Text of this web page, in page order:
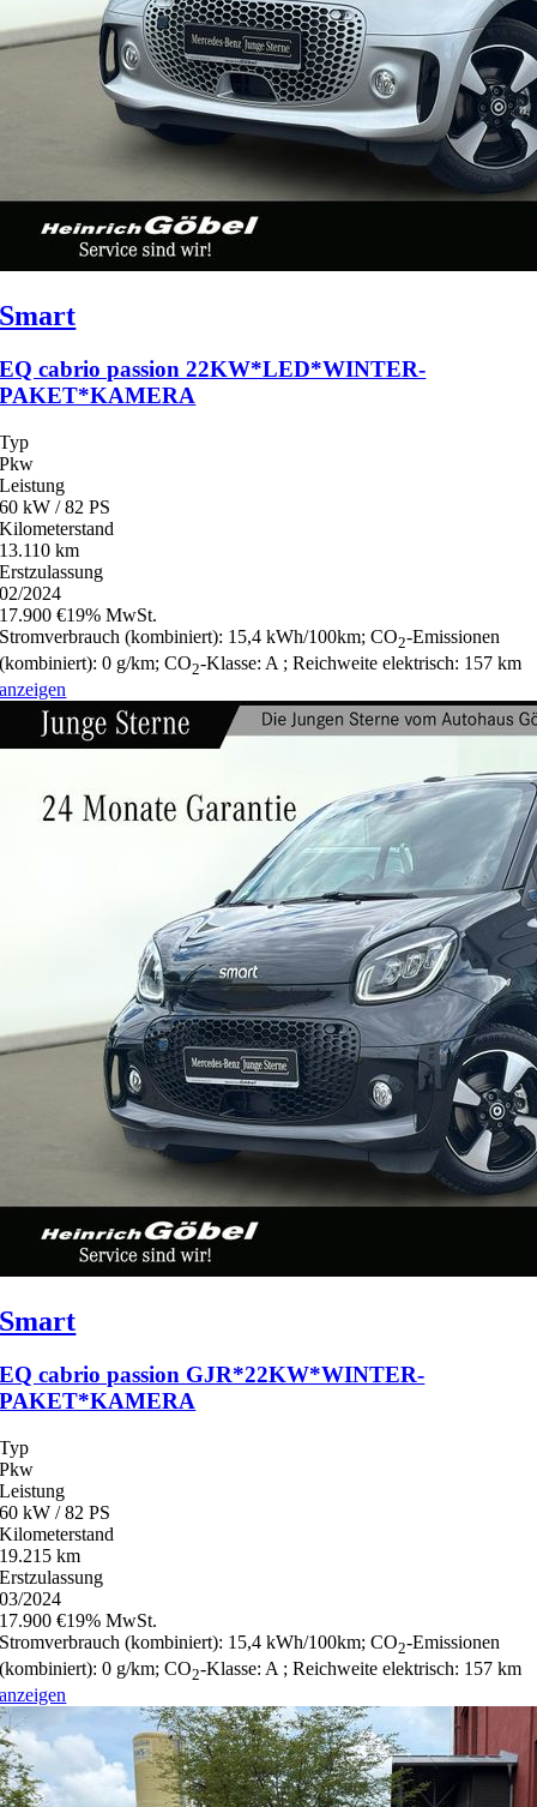
Smart
EQ cabrio passion 22KW*LED*WINTER-
PAKET*KAMERA
Typ
Pkw
Leistung
60 kW / 82 PS
Kilometerstand
13.110 km
Erstzulassung
02/2024
17.900 €19% MwSt.
Stromverbrauch (kombiniert): 15,4 kWh/100km;CO2-Emissionen
(kombiniert):0 g/km;CO2-Klasse: A ;Reichweite elektrisch: 157 km
anzeigen
Smart
EQ cabrio passion GJR*22KW*WINTER-
PAKET*KAMERA
Typ
Pkw
Leistung
60 kW / 82 PS
Kilometerstand
19.215 km
Erstzulassung
03/2024
17.900 €19% MwSt.
Stromverbrauch (kombiniert): 15,4 kWh/100km;CO2-Emissionen
(kombiniert):0 g/km;CO2-Klasse: A ;Reichweite elektrisch: 157 km
anzeigen